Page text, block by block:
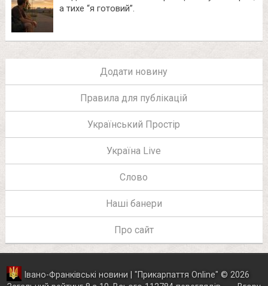
а тихе “я готовий”.
Додати новину
Правила для публікацій
Український Простір
Україна Live
Слово
Наші банери
Про сайт
Івано-Франківські новини | "Прикарпаття Online" © 2026